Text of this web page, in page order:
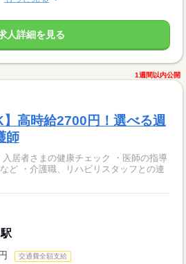
人詳細を見る
1週間以内公開
】高時給2700円！選べる週
師
居者さまの健康チェック ・医師の指導
ど ・介護職、リハビリスタッフとの連
交通費全額支給